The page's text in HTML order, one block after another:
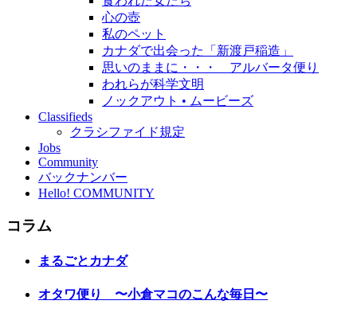
心の壺
私のペット
カナダで出会った「新渡戸稲造」
思いのままに・・・ アルバータ便り
われらが科学文明
ノックアウト • ムービーズ
Classifieds
クラシファイド規定
Jobs
Community
バックナンバー
Hello! COMMUNITY
コラム
まるごとカナダ
オタワ便り 〜小倉マコのこんな毎日〜